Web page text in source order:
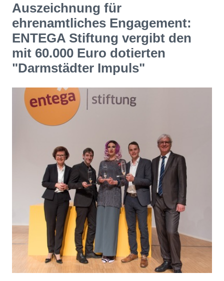
Auszeichnung für
ehrenamtliches Engagement:
ENTEGA Stiftung vergibt den
mit 60.000 Euro dotierten
"Darmstädter Impuls"